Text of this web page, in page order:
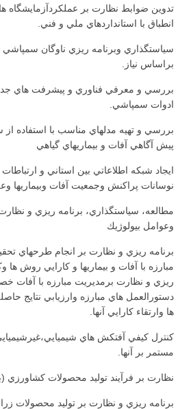
تدوين ضوابط نظارت بر عملكردآزمايشگاه
انطباق با استانداردهاي ملي و فني.
سياستگذاري وبرنامه ريزي ناوگان
براساس نياز.
بررسي و معرفي فناوري و پيشرفت هاي
ادوات سمپاشي.
پيش آگاهي آفات و بيماري­هاي گياهي
ايجاد شبكه اطلاعاتي بين استاني و
نوسانات پراكنش وجمعيت آفات وبيماري­ها
مطالعه، سياستگذاري، برنامه ريزي و نظارت
وعوامل بيولوژيك
برنامه ريزي و نظارت بر انجام طرح­هاي
مبارزه با آفات و بيماري­ها و كارايي روش ها
ريزي و نظارت برمديريت مبارزه با آفات
دستورالعمل هاي مبارزه وارزيابي نتايج
ها وارتقاء كارايي آنها.
كنترل كيفي آفت­كش هاي
مستمر بر آنها.
نظارت بر فرآيند توليد محصولات كشاورزي
برنامه ريزي و نظارت بر توليد محصولات